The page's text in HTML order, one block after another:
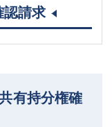
請求
有持分権確